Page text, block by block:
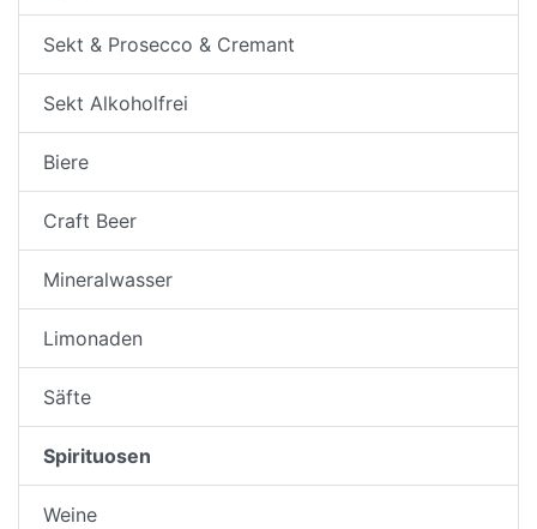
Sekt & Prosecco & Cremant
Sekt Alkoholfrei
Biere
Craft Beer
Mineralwasser
Limonaden
Säfte
Spirituosen
Weine